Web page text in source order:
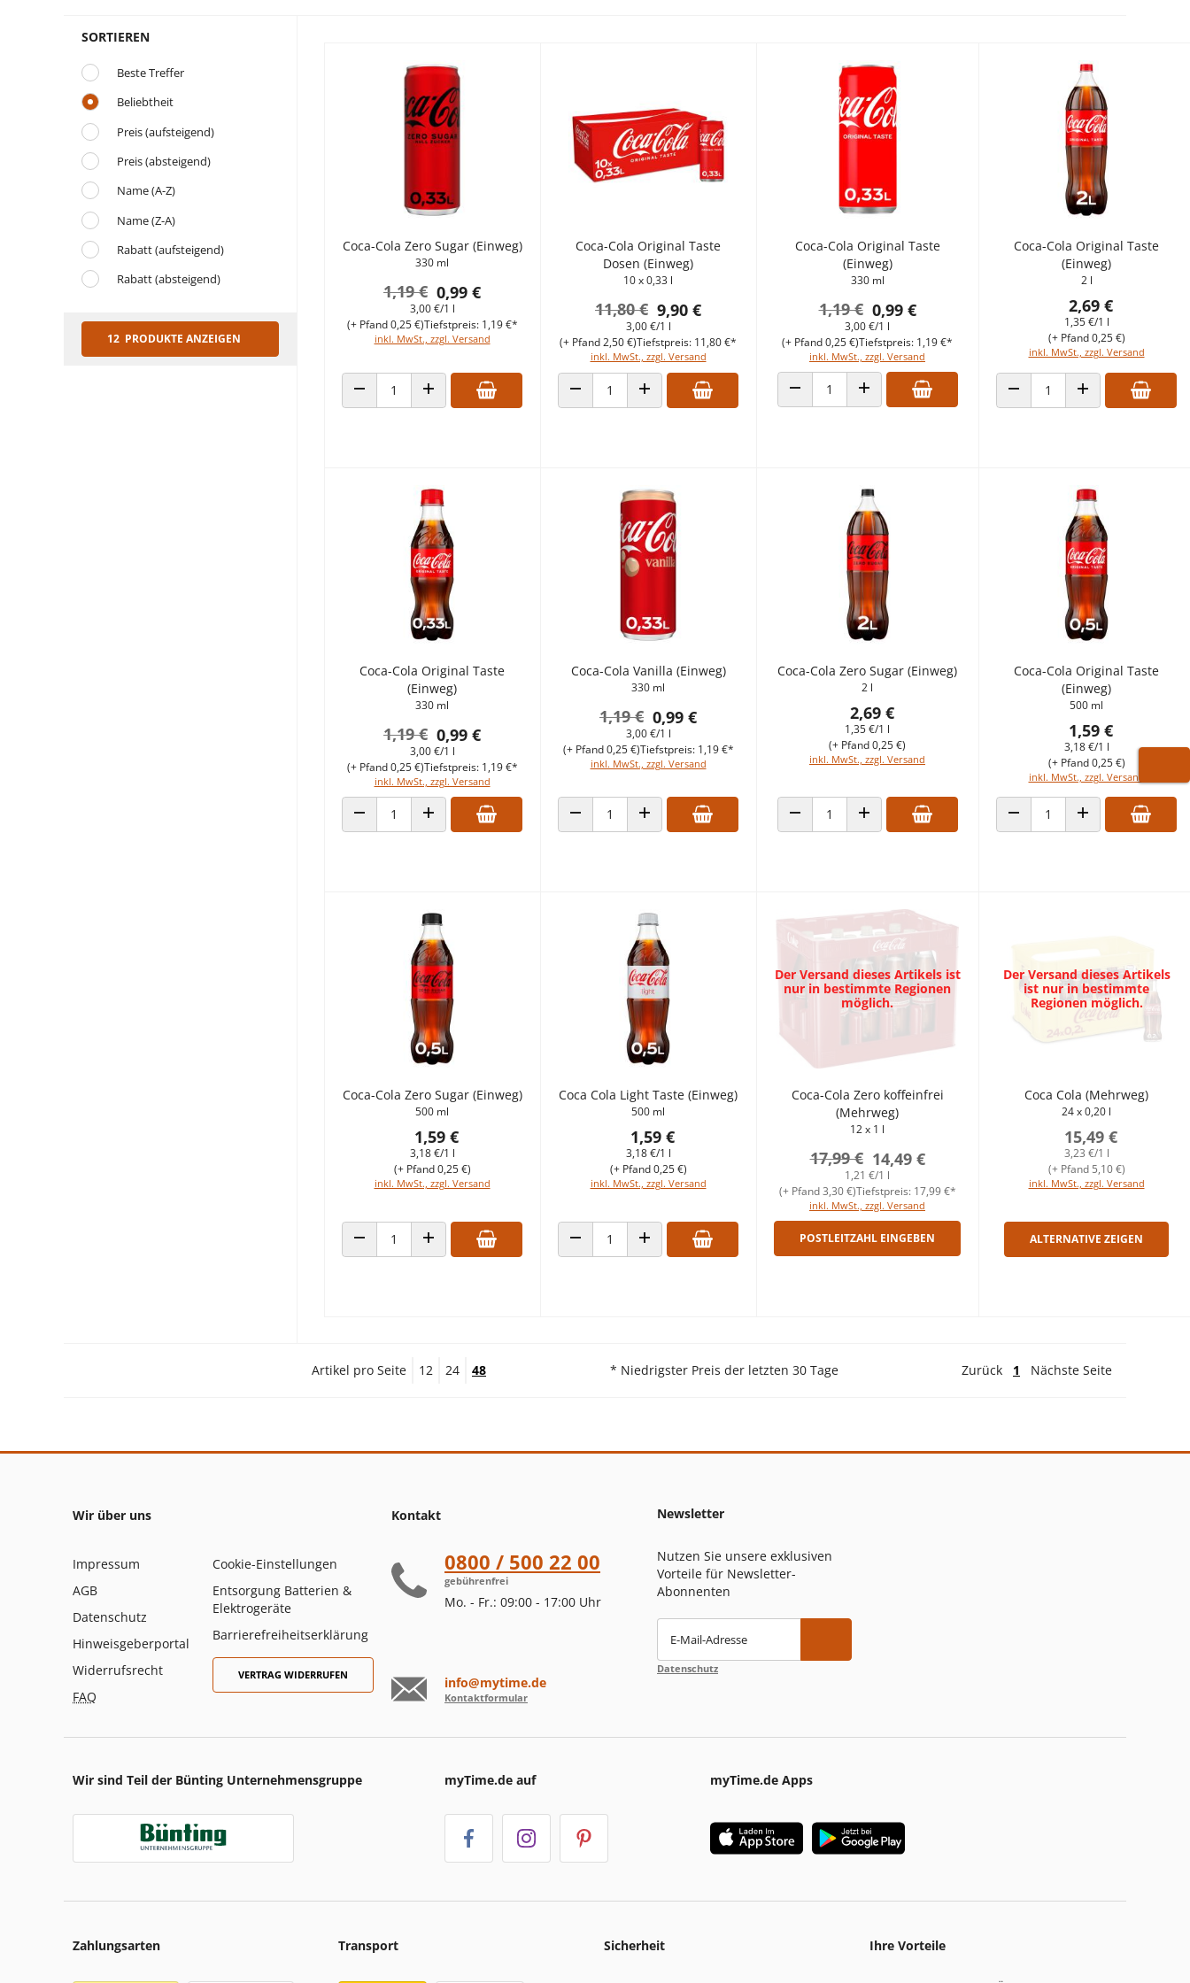
SORTIEREN
Beste Treffer
Beliebtheit
Preis (aufsteigend)
Preis (absteigend)
Name (A-Z)
Name (Z-A)
Rabatt (aufsteigend)
Rabatt (absteigend)
12 PRODUKTE ANZEIGEN
Coca-Cola Zero Sugar (Einweg)
330 ml
0,99 €
1,19 €
3,00 €/1 l
inkl. MwSt., zzgl. Versand
(+ Pfand 0,25 €)Tiefstpreis: 1,19 €*
ANZAHL VERRINGERNANZAHL ERHÖHEN
Coca-Cola Original Taste
Dosen (Einweg)
10 x 0,33 l
9,90 €
11,80 €
3,00 €/1 l
inkl. MwSt., zzgl. Versand
(+ Pfand 2,50 €)Tiefstpreis: 11,80 €*
ANZAHL VERRINGERNANZAHL ERHÖHEN
Coca-Cola Original Taste
(Einweg)
330 ml
0,99 €
1,19 €
3,00 €/1 l
inkl. MwSt., zzgl. Versand
(+ Pfand 0,25 €)Tiefstpreis: 1,19 €*
ANZAHL VERRINGERNANZAHL ERHÖHEN
Coca-Cola Original Taste
(Einweg)
2 l
2,69 €
1,35 €/1 l
inkl. MwSt., zzgl. Versand
(+ Pfand 0,25 €)
ANZAHL VERRINGERNANZAHL ERHÖHEN
Coca-Cola Original Taste
(Einweg)
330 ml
0,99 €
1,19 €
3,00 €/1 l
inkl. MwSt., zzgl. Versand
(+ Pfand 0,25 €)Tiefstpreis: 1,19 €*
ANZAHL VERRINGERNANZAHL ERHÖHEN
Coca-Cola Vanilla (Einweg)
330 ml
0,99 €
1,19 €
3,00 €/1 l
inkl. MwSt., zzgl. Versand
(+ Pfand 0,25 €)Tiefstpreis: 1,19 €*
ANZAHL VERRINGERNANZAHL ERHÖHEN
Coca-Cola Zero Sugar (Einweg)
2 l
2,69 €
1,35 €/1 l
inkl. MwSt., zzgl. Versand
(+ Pfand 0,25 €)
ANZAHL VERRINGERNANZAHL ERHÖHEN
Coca-Cola Original Taste
(Einweg)
500 ml
1,59 €
3,18 €/1 l
inkl. MwSt., zzgl. Versand
(+ Pfand 0,25 €)
ANZAHL VERRINGERNANZAHL ERHÖHEN
Coca-Cola Zero Sugar (Einweg)
500 ml
1,59 €
3,18 €/1 l
inkl. MwSt., zzgl. Versand
(+ Pfand 0,25 €)
ANZAHL VERRINGERNANZAHL ERHÖHEN
Coca Cola Light Taste (Einweg)
500 ml
1,59 €
3,18 €/1 l
inkl. MwSt., zzgl. Versand
(+ Pfand 0,25 €)
ANZAHL VERRINGERNANZAHL ERHÖHEN
Der Versand dieses Artikels ist
nur in bestimmte Regionen
möglich.
Coca-Cola Zero koffeinfrei
(Mehrweg)
12 x 1 l
14,49 €
17,99 €
1,21 €/1 l
inkl. MwSt., zzgl. Versand
(+ Pfand 3,30 €)Tiefstpreis: 17,99 €*
POSTLEITZAHL EINGEBEN
Der Versand dieses Artikels
ist nur in bestimmte
Regionen möglich.
Coca Cola (Mehrweg)
24 x 0,20 l
15,49 €
3,23 €/1 l
inkl. MwSt., zzgl. Versand
(+ Pfand 5,10 €)
ALTERNATIVE ZEIGEN
Artikel pro Seite 12 24 48 * Niedrigster Preis der letzten 30 Tage Zurück 1 Nächste Seite
Wir über uns
Impressum
AGB
Datenschutz
Hinweisgeberportal
Widerrufsrecht
FAQ
Cookie-Einstellungen
Entsorgung Batterien &
Elektrogeräte
Barrierefreiheitserklärung
VERTRAG WIDERRUFEN
Kontakt
0800 / 500 22 00
gebührenfrei
Mo. - Fr.: 09:00 - 17:00 Uhr
info@mytime.de
Kontaktformular
Newsletter
Nutzen Sie unsere exklusiven
Vorteile für Newsletter-
Abonnenten
E-Mail-Adresse
Datenschutz
Wir sind Teil der Bünting Unternehmensgruppe myTime.de auf myTime.de Apps
Zahlungsarten Transport Sicherheit Ihre Vorteile